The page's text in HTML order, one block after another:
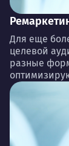
Для еще
целевой
разные